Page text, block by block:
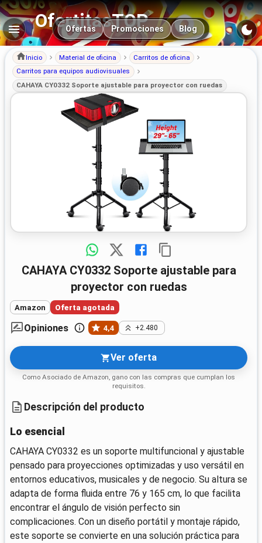
OfertitasTOP
Navegación principal
Ofertas Promociones Blog
Inicio Material de oficina
Carritos de oficina
Carritos para equipos audiovisuales
CAHAYA CY0332 Soporte ajustable para proyector con ruedas
CAHAYA CY0332 Soporte ajustable para
proyector con ruedas
Amazon Oferta agotada
Opiniones 4,4 +2.480
Ver oferta
Como Asociado de Amazon, gano con las compras que cumplan los
requisitos.
Descripción del producto
Lo esencial
CAHAYA CY0332 es un soporte multifuncional y ajustable
pensado para proyecciones optimizadas y uso versátil en
entornos educativos, musicales y de negocio. Su altura se
adapta de forma fluida entre 76 y 165 cm, lo que facilita
encontrar el ángulo de visión perfecto sin
complicaciones. Con un diseño portátil y montaje rápido,
este soporte se convierte en una solución práctica para